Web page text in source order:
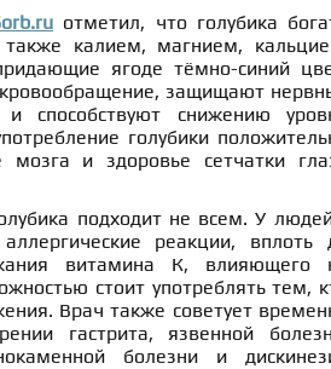
отметил, что голубика
калием, магнием,
ягоде тёмно-синий
защищают
и способствуют снижению
голубики
и здоровье сетчатки
подходит не всем. У
реакции, вплоть
витамина К, влияющего
стоит употреблять тем,
Врач также советует
гастрита, язвенной
болезни и